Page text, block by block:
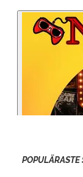
POPULÄRASTE